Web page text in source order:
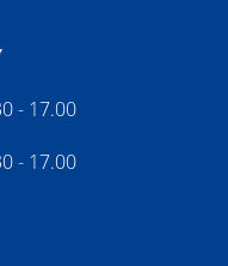
- 17.00
- 17.00